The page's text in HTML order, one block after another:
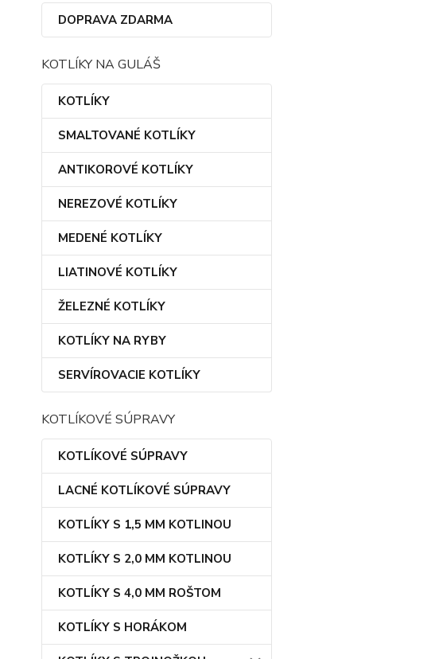
DOPRAVA ZDARMA
KOTLÍKY NA GULÁŠ
KOTLÍKY
SMALTOVANÉ KOTLÍKY
ANTIKOROVÉ KOTLÍKY
NEREZOVÉ KOTLÍKY
MEDENÉ KOTLÍKY
LIATINOVÉ KOTLÍKY
ŽELEZNÉ KOTLÍKY
KOTLÍKY NA RYBY
SERVÍROVACIE KOTLÍKY
KOTLÍKOVÉ SÚPRAVY
KOTLÍKOVÉ SÚPRAVY
LACNÉ KOTLÍKOVÉ SÚPRAVY
KOTLÍKY S 1,5 MM KOTLINOU
KOTLÍKY S 2,0 MM KOTLINOU
KOTLÍKY S 4,0 MM ROŠTOM
KOTLÍKY S HORÁKOM